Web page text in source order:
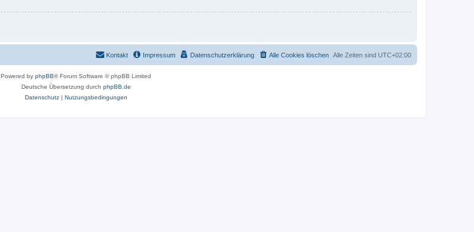
Alle Zeiten sind UTC+02:00
Alle Cookies löschen
Datenschutzerklärung
Impressum
Kontakt
Powered by phpBB® Forum Software © phpBB Limited
Deutsche Übersetzung durch phpBB.de
Datenschutz| Nutzungsbedingungen